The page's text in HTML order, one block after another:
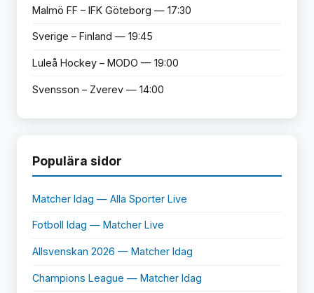
Malmö FF – IFK Göteborg — 17:30
Sverige – Finland — 19:45
Luleå Hockey – MODO — 19:00
Svensson – Zverev — 14:00
Populära sidor
Matcher Idag — Alla Sporter Live
Fotboll Idag — Matcher Live
Allsvenskan 2026 — Matcher Idag
Champions League — Matcher Idag